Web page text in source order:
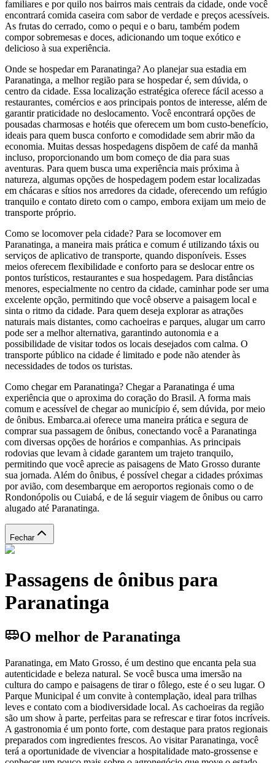
familiares e por quilo nos bairros mais centrais da cidade, onde você
encontrará comida caseira com sabor de verdade e preços acessíveis.
As frutas do cerrado, como o pequi e o baru, também podem
compor sobremesas e doces, adicionando um toque exótico e
delicioso à sua experiência.
Onde se hospedar em Paranatinga? Ao planejar sua estadia em
Paranatinga, a melhor região para se hospedar é, sem dúvida, o
centro da cidade. Essa localização estratégica oferece fácil acesso a
restaurantes, comércios e aos principais pontos de interesse, além de
garantir praticidade no deslocamento. Você encontrará opções de
pousadas charmosas e hotéis que oferecem um bom custo-benefício,
ideais para quem busca conforto e comodidade sem abrir mão da
economia. Muitas dessas hospedagens dispõem de café da manhã
incluso, proporcionando um bom começo de dia para suas
aventuras. Para quem busca uma experiência mais próxima à
natureza, algumas opções de hospedagem podem estar localizadas
em chácaras e sítios nos arredores da cidade, oferecendo um refúgio
tranquilo e contato direto com o campo, embora exijam um meio de
transporte próprio.
Como se locomover pela cidade? Para se locomover em
Paranatinga, a maneira mais prática e comum é utilizando táxis ou
serviços de aplicativo de transporte, quando disponíveis. Esses
meios oferecem flexibilidade e conforto para se deslocar entre os
pontos turísticos, restaurantes e sua hospedagem. Para distâncias
menores, especialmente no centro da cidade, caminhar pode ser uma
excelente opção, permitindo que você observe a paisagem local e
sinta o ritmo da cidade. Para quem deseja explorar as atrações
naturais mais distantes, como cachoeiras e parques, alugar um carro
pode ser a melhor alternativa, garantindo autonomia e a
possibilidade de visitar todos os locais desejados com calma. O
transporte público na cidade é limitado e pode não atender às
necessidades de todos os turistas.
Como chegar em Paranatinga? Chegar a Paranatinga é uma
experiência que o aproxima do coração do Brasil. A forma mais
comum e acessível de chegar ao município é, sem dúvida, por meio
de ônibus. Embarca.ai oferece uma maneira prática e segura de
comprar sua passagem de ônibus, conectando você a Paranatinga
com diversas opções de horários e companhias. As principais
rodovias que levam à cidade garantem um trajeto tranquilo,
permitindo que você aprecie as paisagens de Mato Grosso durante
sua jornada. Além do ônibus, é possível chegar a cidades próximas
por avião, com desembarque em aeroportos regionais como o de
Rondonópolis ou Cuiabá, e de lá seguir viagem de ônibus ou carro
alugado até Paranatinga.
Fechar
Passagens de ônibus para
Paranatinga
O melhor de Paranatinga
Paranatinga, em Mato Grosso, é um destino que encanta pela sua
autenticidade e beleza natural. Se você busca uma imersão na
cultura do campo e paisagens de tirar o fôlego, este é o seu lugar. O
Parque Municipal é um convite à contemplação, ideal para trilhas
leves e contato com a biodiversidade local. As cachoeiras da região
são um show à parte, perfeitas para se refrescar e tirar fotos incríveis.
A gastronomia é um ponto forte, com destaque para pratos regionais
preparados com ingredientes frescos. Ao visitar Paranatinga, você
terá a oportunidade de vivenciar a hospitalidade mato-grossense e